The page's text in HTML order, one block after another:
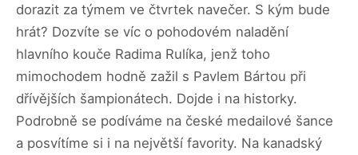
dorazit za týmem ve čtvrtek navečer. S kým bude
hrát? Dozvíte se víc o pohodovém naladění
hlavního kouče Radima Rulíka, jenž toho
mimochodem hodně zažil s Pavlem Bártou při
dřívějších šampionátech. Dojde i na historky.
Podrobně se podíváme na české medailové šance
a posvítíme si i na největší favority. Na kanadský